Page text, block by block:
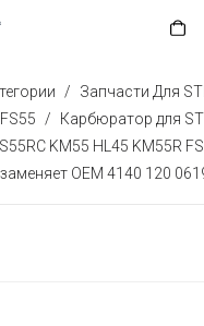
/ Запчасти Для STL
/
Карбюратор для
KM55 HL45 KM55R
OEM 4140 120